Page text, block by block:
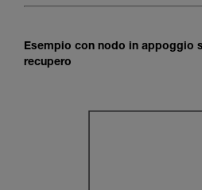
Esempio con nodo in appoggio
recupero